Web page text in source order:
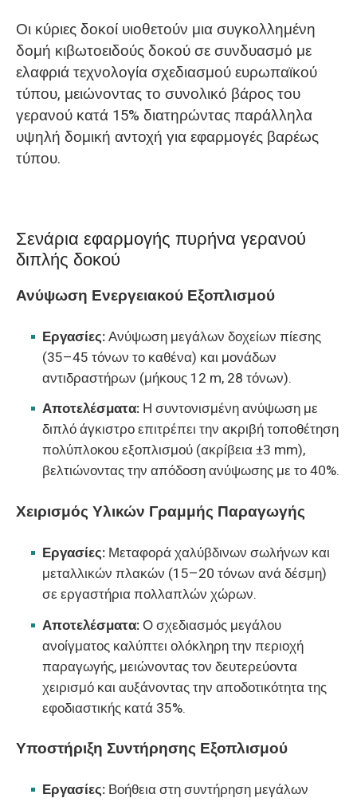
Οι κύριες δοκοί υιοθετούν μια συγκολλημένη
δομή κιβωτοειδούς δοκού σε συνδυασμό με
ελαφριά τεχνολογία σχεδιασμού ευρωπαϊκού
τύπου, μειώνοντας το συνολικό βάρος του
γερανού κατά 15% διατηρώντας παράλληλα
υψηλή δομική αντοχή για εφαρμογές βαρέως
τύπου.
Σενάρια εφαρμογής πυρήνα γερανού
διπλής δοκού
Ανύψωση Ενεργειακού Εξοπλισμού
Εργασίες:Ανύψωση μεγάλων δοχείων πίεσης
(35–45 τόνων το καθένα) και μονάδων
αντιδραστήρων (μήκους 12 m, 28 τόνων).
Αποτελέσματα: Η συντονισμένη ανύψωση με
διπλό άγκιστρο επιτρέπει την ακριβή τοποθέτηση
πολύπλοκου εξοπλισμού (ακρίβεια ±3 mm),
βελτιώνοντας την απόδοση ανύψωσης με το 40%.
Χειρισμός Υλικών Γραμμής Παραγωγής
Εργασίες: Μεταφορά χαλύβδινων σωλήνων και
μεταλλικών πλακών (15–20 τόνων ανά δέσμη)
σε εργαστήρια πολλαπλών χώρων.
Αποτελέσματα:Ο σχεδιασμός μεγάλου
ανοίγματος καλύπτει ολόκληρη την περιοχή
παραγωγής, μειώνοντας τον δευτερεύοντα
χειρισμό και αυξάνοντας την αποδοτικότητα της
εφοδιαστικής κατά 35%.
Υποστήριξη Συντήρησης Εξοπλισμού
Εργασίες: Βοήθεια στη συντήρηση μεγάλων